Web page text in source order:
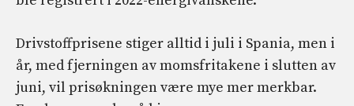
Drivstoffprisene stiger alltid i juli i Spania, men i
år, med fjerningen av momsfritakene i slutten av
juni, vil prisøkningen være mye mer merkbar.